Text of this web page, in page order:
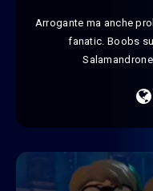
Arrogante ma anche
fanatic. Boobs